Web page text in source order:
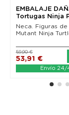
EMBALAJE
Tortugas Ninja
Figuras Antrax
Neca. Figuras de
Mutant Ninja
53,91 €
59,90 €
Envío 24/